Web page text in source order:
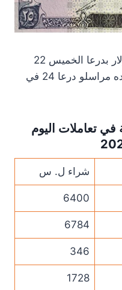
أسعار الذهب والليرة مقابل الدولار بدرعا الخميس 22
كانون الأول 2022، وفقاً لما رصده مراسلو درعا 24 في
تعاملات اليوم
شراء ل. س
6400
6784
346
1728